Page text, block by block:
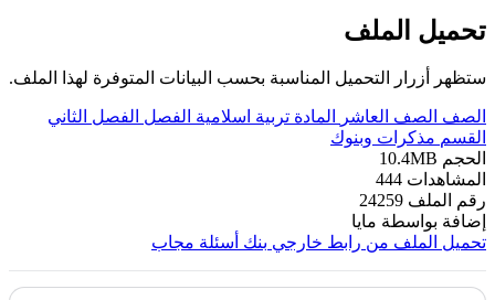
تحميل الملف
ستظهر أزرار التحميل المناسبة بحسب البيانات المتوفرة لهذا الملف.
الصف الصف العاشر المادة تربية اسلامية الفصل
الفصل الثاني
القسم مذكرات وبنوك
الحجم 10.4MB
المشاهدات 444
رقم الملف 24259
إضافة بواسطة مايا
تحميل الملف من رابط خارجي بنك أسئلة مجاب